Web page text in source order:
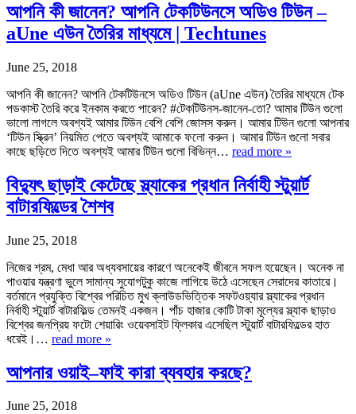
আপনি কী জানেন? আপনি টেকটিউনসে অডিও টিউন –
aUne এউন তৈরির মাধ্যমে | Techtunes
June 25, 2018
আপনি কী জানেন? আপনি টেকটিউনসে অডিও টিউন (aUne এউন) তৈরির মাধ্যমে টেক
পডকাস্ট তৈরি করে ইনকাম করতে পারেন? #টেকটিউনস-জানেন-তো? আমার টিউন গুলো
ভালো লাগলে অবশ্যই আমার টিউন বেশি বেশি জোসস করুন। আমার টিউন গুলো আপনার
‘টিউন স্ক্রিন’ নিয়মিত পেতে অবশ্যই আমাকে ফলো করুন। আমার টিউন গুলো সবার
কাছে ছড়িতে দিতে অবশ্যই আমার টিউন গুলো বিভিন্ন… read more »
বিদ্যুৎ ছাড়াই কেটেছে স্ল্যাকের প্রধান নির্বাহী স্টুয়ার্ট
বাটারফিল্ডের শৈশব
June 25, 2018
নিজের শ্রম, মেধা আর অধ্যবসায়ের কারণে অনেকেই জীবনে সফল হয়েছেন। অনেক না
পাওয়ার যন্ত্রণা ভুলে সামান্য সুযোগটুকু কাজে লাগিয়ে উঠে এসেছেন সেরাদের কাতারে।
বর্তমানে প্রযুক্তি বিশ্বের পরিচিত মুখ ক্লাউডভিত্তিক সফটওয়্যার স্ল্যাকের প্রধান
নির্বাহী স্টুয়ার্ট বাটারফিল্ড তেমনই একজন। পাঁচ হাজার কোটি টাকা মূল্যের স্ল্যাক ছাড়াও
বিশ্বের জনপ্রিয় ফটো শেয়ারিং ওয়েবসাইট ফ্লিকার এসেছিল স্টুয়ার্ট বাটারফিল্ডের হাত
ধরেই।… read more »
আপনার ওয়াই–ফাই কারা ব্যবহার করছে?
June 25, 2018